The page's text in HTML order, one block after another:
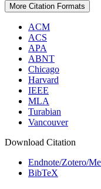
More Citation Formats
ACM
ACS
APA
ABNT
Chicago
Harvard
IEEE
MLA
Turabian
Vancouver
Download Citation
Endnote/Zotero/
BibTeX